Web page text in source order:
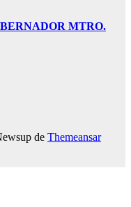
MTRO.
de Themeansar